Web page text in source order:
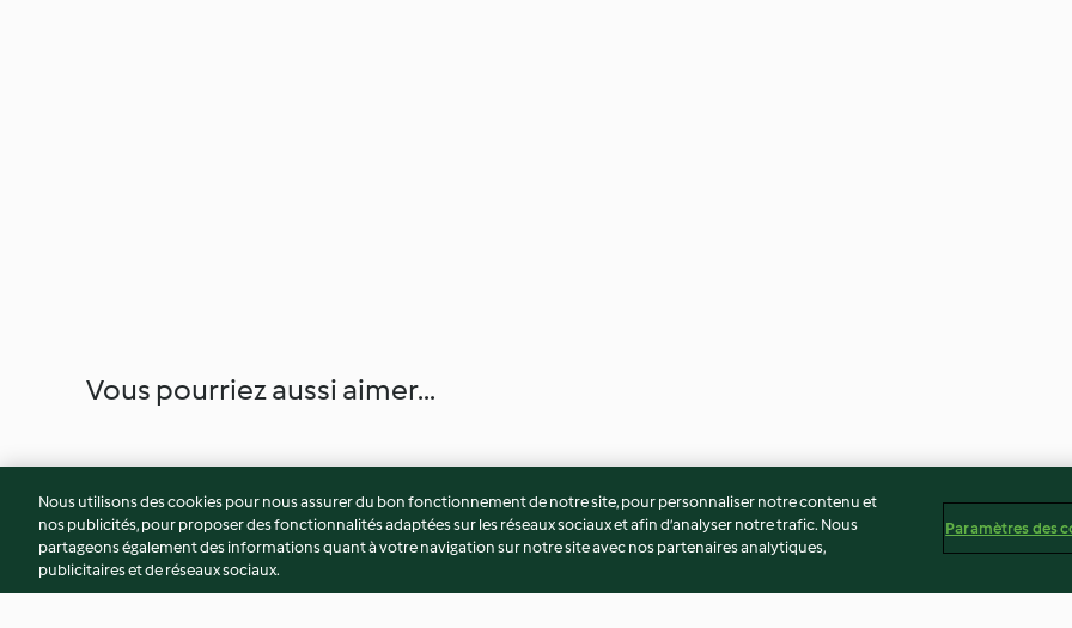
Vous pourriez aussi aimer...
Nous utilisons des cookies pour nous assurer du bon fonctionnement de notre site, pour personnaliser notre contenu et
nos publicités, pour proposer des fonctionnalités adaptées sur les réseaux sociaux et afin d’analyser notre trafic. Nous
partageons également des informations quant à votre navigation sur notre site avec nos partenaires analytiques,
publicitaires et de réseaux sociaux.
Paramètres des